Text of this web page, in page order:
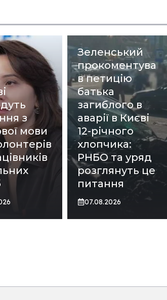
з
мови
Зеленський
прокоментува
в петицію
батька
загиблого в
аварії в Києві
12-річного
хлопчика:
РНБО та уряд
розглянуть це
питання
07.08.2026